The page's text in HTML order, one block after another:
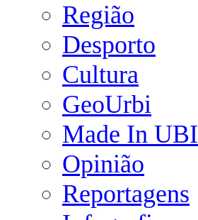
Região
Desporto
Cultura
GeoUrbi
Made In UBI
Opinião
Reportagens